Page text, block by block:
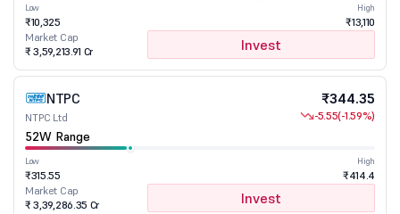
Low
₹10,325
High
₹13,110
Market Cap
₹ 3,59,213.91 Cr
Invest
NTPC
NTPC Ltd
₹344.35
-5.55(-1.59%)
52W Range
Low
₹315.55
High
₹414.4
Market Cap
₹ 3,39,286.35 Cr
Invest